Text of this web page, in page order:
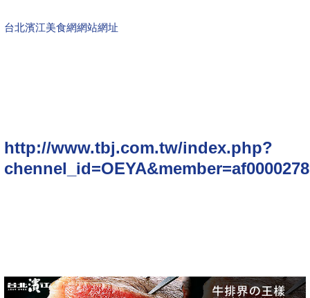
台北濱江美食網網站網址
http://www.tbj.com.tw/index.php?